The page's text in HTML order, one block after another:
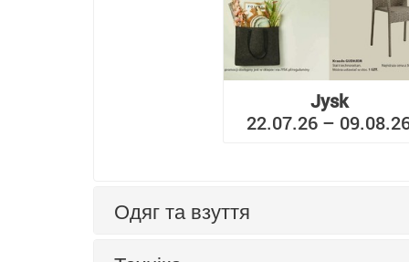
Jysk
22.07.26 –
Одяг та взуття